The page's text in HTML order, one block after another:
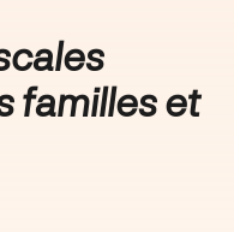
familles et